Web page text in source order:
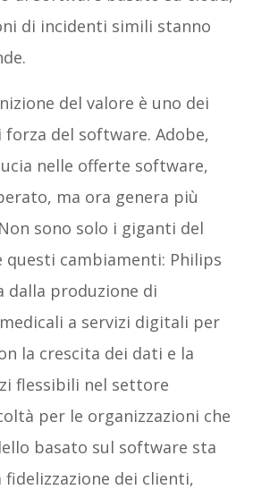
di incidenti simili stanno
del valore è uno dei
del software. Adobe,
nelle offerte software,
ma ora genera più
sono solo i giganti del
questi cambiamenti: Philips
dalla produzione di
a servizi digitali per
la crescita dei dati e la
flessibili nel settore
per le organizzazioni che
basato sul software sta
fidelizzazione dei clienti,